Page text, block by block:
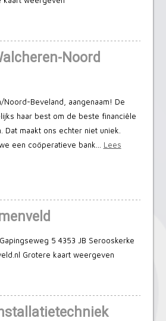
Noord
Noord-Beveland, aangenaam! De
haar best om de beste financiële
Dat maakt ons echter niet uniek.
een coöperatieve bank… Lees
5 4353 JB Serooskerke
Grotere kaart weergeven